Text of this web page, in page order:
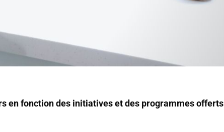
en fonction des initiatives et des programmes offerts